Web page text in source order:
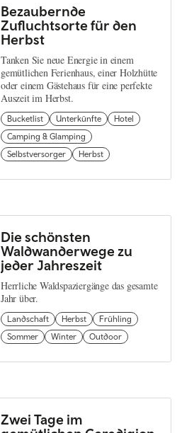
Bezaubernde
Zufluchtsorte für den
Herbst
Tanken Sie neue Energie in einem
gemütlichen Ferienhaus, einer Holzhütte
oder einem Gästehaus für eine perfekte
Auszeit im Herbst.
Bucketlist Unterkünfte
Hotel
Camping & Glamping
Selbstversorger
Herbst
Die schönsten
Waldwanderwege zu
jeder Jahreszeit
Herrliche Waldspaziergänge das gesamte
Jahr über.
Landschaft Herbst
Frühling
Sommer
Winter Outdoor
Zwei Tage im